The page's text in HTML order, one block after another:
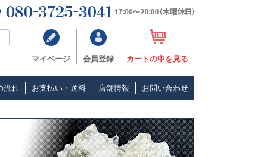
マイページ 会員登録 カートの中を見る
流れ お支払い・送料 店舗情報 お問い合わせ